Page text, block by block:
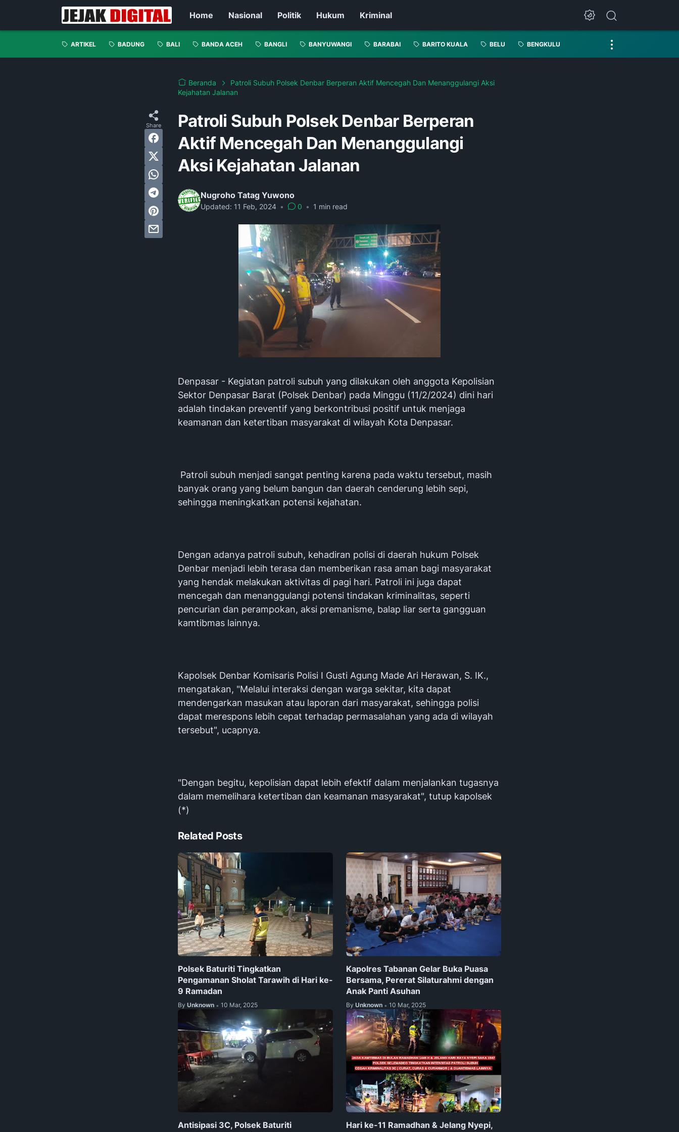
Home Nasional Politik Hukum Kriminal
ARTIKEL BADUNG BALI BANDA ACEH BANGLI BANYUWANGI BARABAI BARITO KUALA BELU BENGKULU
Beranda
Patroli Subuh Polsek Denbar Berperan Aktif Mencegah Dan Menanggulangi Aksi
Kejahatan Jalanan
Patroli Subuh Polsek Denbar Berperan
Aktif Mencegah Dan Menanggulangi
Aksi Kejahatan Jalanan
Nugroho Tatag Yuwono
Updated: 11 Feb, 2024 • 0 • 1 min read
Denpasar - Kegiatan patroli subuh yang dilakukan oleh anggota Kepolisian
Sektor Denpasar Barat (Polsek Denbar) pada Minggu (11/2/2024) dini hari
adalah tindakan preventif yang berkontribusi positif untuk menjaga
keamanan dan ketertiban masyarakat di wilayah Kota Denpasar.
Patroli subuh menjadi sangat penting karena pada waktu tersebut, masih
banyak orang yang belum bangun dan daerah cenderung lebih sepi,
sehingga meningkatkan potensi kejahatan.
Dengan adanya patroli subuh, kehadiran polisi di daerah hukum Polsek
Denbar menjadi lebih terasa dan memberikan rasa aman bagi masyarakat
yang hendak melakukan aktivitas di pagi hari. Patroli ini juga dapat
mencegah dan menanggulangi potensi tindakan kriminalitas, seperti
pencurian dan perampokan, aksi premanisme, balap liar serta gangguan
kamtibmas lainnya.
Kapolsek Denbar Komisaris Polisi I Gusti Agung Made Ari Herawan, S. IK.,
mengatakan, "Melalui interaksi dengan warga sekitar, kita dapat
mendengarkan masukan atau laporan dari masyarakat, sehingga polisi
dapat merespons lebih cepat terhadap permasalahan yang ada di wilayah
tersebut", ucapnya.
"Dengan begitu, kepolisian dapat lebih efektif dalam menjalankan tugasnya
dalam memelihara ketertiban dan keamanan masyarakat", tutup kapolsek
(*)
Related Posts
Polsek Baturiti Tingkatkan
Pengamanan Sholat Tarawih di Hari ke-
9 Ramadan
By Unknown • 10 Mar, 2025
Kapolres Tabanan Gelar Buka Puasa
Bersama, Pererat Silaturahmi dengan
Anak Panti Asuhan
By Unknown • 10 Mar, 2025
Antisipasi 3C, Polsek Baturiti
Hari ke-11 Ramadhan & Jelang Nyepi,